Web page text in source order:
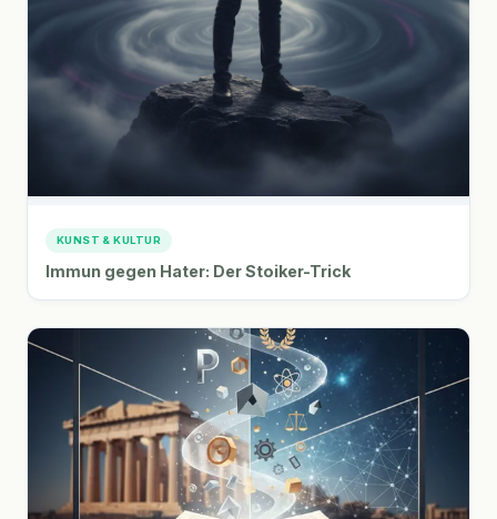
KUNST & KULTUR
Immun gegen Hater: Der Stoiker-Trick